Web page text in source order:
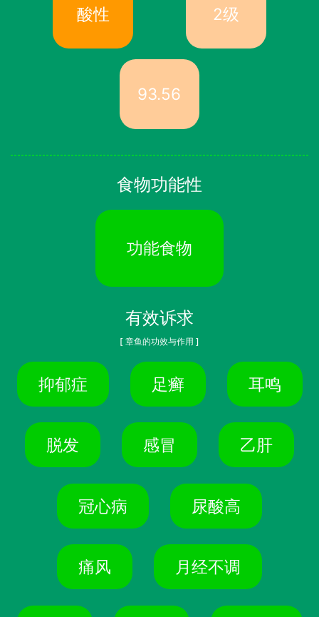
酸性 2级
93.56
食物功能性
功能食物
有效诉求
[ 章鱼的功效与作用 ]
抑郁症 足癣 耳鸣
脱发 感冒 乙肝
冠心病 尿酸高
痛风 月经不调